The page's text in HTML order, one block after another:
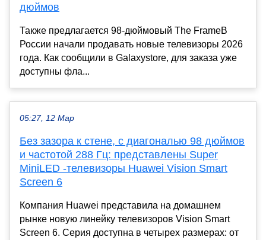
дюймов
Также предлагается 98-дюймовый The FrameВ
России начали продавать новые телевизоры 2026
года. Как сообщили в Galaxystore, для заказа уже
доступны фла...
05:27, 12 Мар
Без зазора к стене, с диагональю 98 дюймов
и частотой 288 Гц: представлены Super
MiniLED -телевизоры Huawei Vision Smart
Screen 6
Компания Huawei представила на домашнем
рынке новую линейку телевизоров Vision Smart
Screen 6. Серия доступна в четырех размерах: от